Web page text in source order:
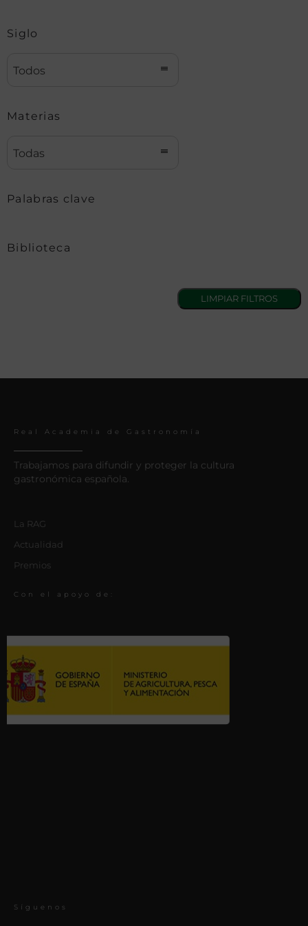
Siglo
Todos
Materias
Todas
Palabras clave
Biblioteca
Real Academia de Gastronomía
Trabajamos para difundir y proteger la cultura
gastronómica española.
La RAG
Actualidad
Premios
Con el apoyo de:
Síguenos